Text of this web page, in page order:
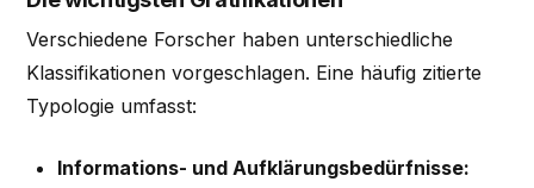
Verschiedene Forscher haben unterschiedliche
Klassifikationen vorgeschlagen. Eine häufig zitierte
Typologie umfasst:
Informations- und Aufklärungsbedürfnisse: